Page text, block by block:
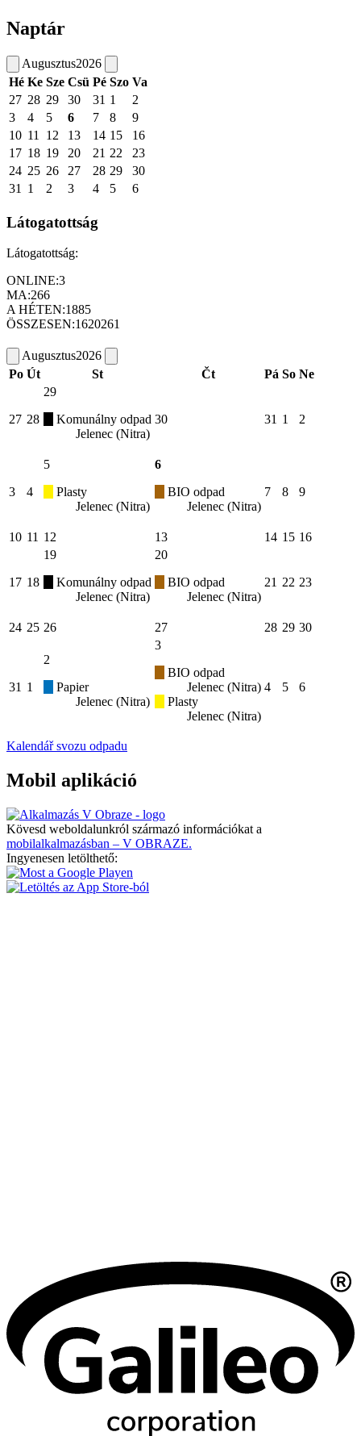
Naptár
Augusztus2026
Hé Ke Sze Csü Pé Szo Va
27 28 29 30 31 1
2
3
4 5 6 7 8
9
10 11 12 13 14 15
16
17 18 19 20 21 22
23
24 25 26 27 28 29
30
31
1 2 3 4 5 6
Látogatottság
Látogatottság:
ONLINE:3
MA:266
A HÉTEN:1885
ÖSSZESEN:1620261
Augusztus2026
Po Út St Čt Pá So Ne
27 28
29
Komunálny odpad
Jelenec (Nitra)
30 31 1 2
3 4
5
Plasty
Jelenec (Nitra)
6
BIO odpad
Jelenec (Nitra)
7 8 9
10 11 12 13 14 15 16
17 18
19
Komunálny odpad
Jelenec (Nitra)
20
BIO odpad
Jelenec (Nitra)
21 22 23
24 25 26 27 28 29 30
31 1
2
Papier
Jelenec (Nitra)
3
BIO odpad
Jelenec (Nitra)
Plasty
Jelenec (Nitra)
4 5 6
Kalendář svozu odpadu
Mobil aplikáció
Kövesd weboldalunkról származó információkat a
mobilalkalmazásban – V OBRAZE.
Ingyenesen letölthető: